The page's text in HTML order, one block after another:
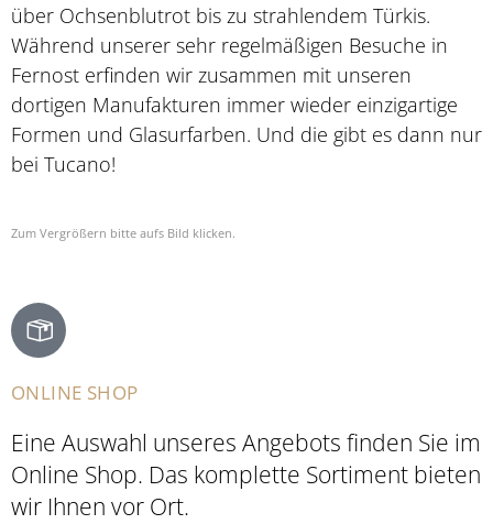
über Ochsenblutrot bis zu strahlendem Türkis.
Während unserer sehr regelmäßigen Besuche in
Fernost erfinden wir zusammen mit unseren
dortigen Manufakturen immer wieder einzigartige
Formen und Glasurfarben. Und die gibt es dann nur
bei Tucano!
Zum Vergrößern bitte aufs Bild klicken.
ONLINE SHOP
Eine Auswahl unseres Angebots finden Sie im
Online Shop. Das komplette Sortiment bieten
wir Ihnen vor Ort.